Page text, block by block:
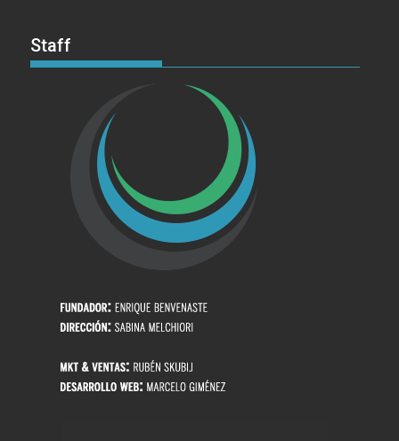
Staff